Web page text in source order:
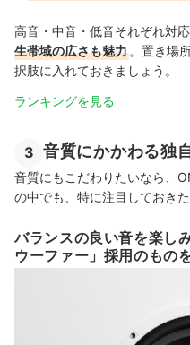
高音・中音・低音それぞれ対
生帯域の広さも魅力 。置き場
択肢に入れておきましょう。
ランキングを見る
3 音質にかかわる独
音質にもこだわりたいなら、
の中でも、特に注目しておき
バランスの良い音を楽し
ウーファー」採用のもの